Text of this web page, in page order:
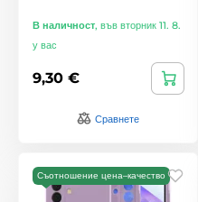
В наличност, във вторник 11. 8.
у вас
9,30 €
Сравнете
Съотношение цена–качество